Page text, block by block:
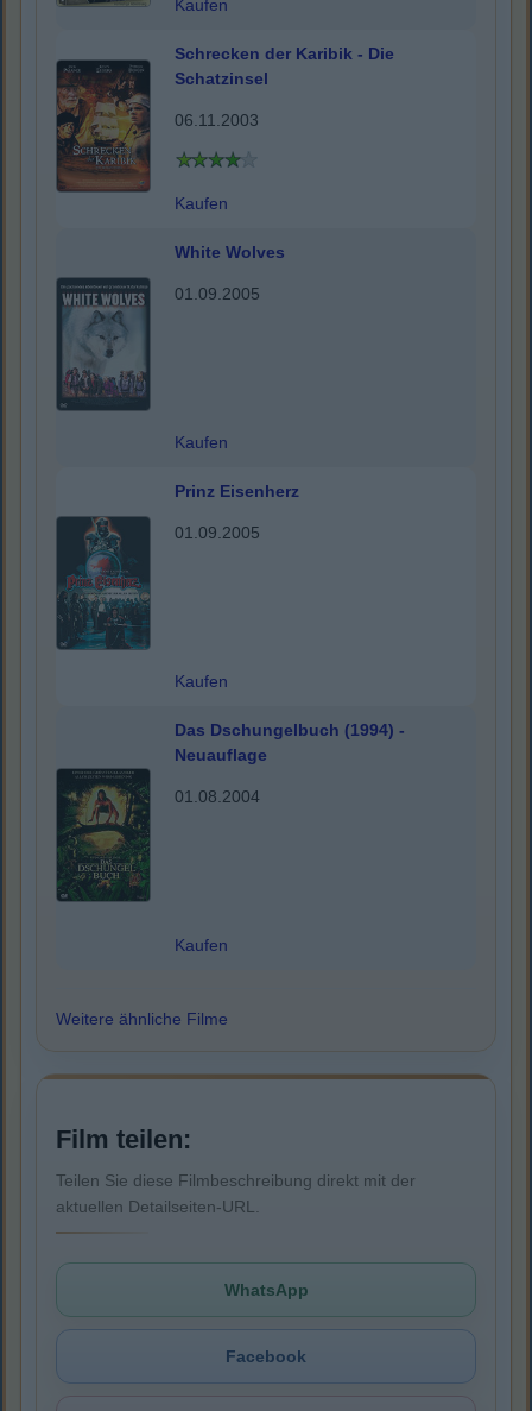
Kaufen
Schrecken der Karibik - Die
Schatzinsel
06.11.2003
Kaufen
White Wolves
01.09.2005
Kaufen
Prinz Eisenherz
01.09.2005
Kaufen
Das Dschungelbuch (1994) -
Neuauflage
01.08.2004
Kaufen
Weitere ähnliche Filme
Film teilen:
Teilen Sie diese Filmbeschreibung direkt mit der
aktuellen Detailseiten-URL.
WhatsApp
Facebook